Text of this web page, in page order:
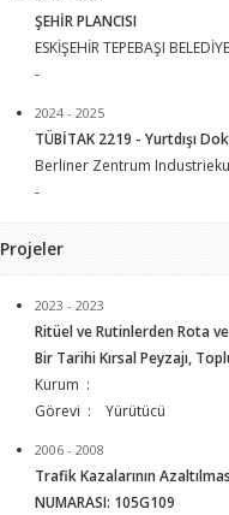
ŞEHİR PLANCISI
ESKİŞEHİR TEPEBAŞI
-
2024 - 2025
TÜBİTAK 2219 - Yurtdışı
Berliner Zentrum
-
Projeler
2023 - 2023
Ritüel ve Rutinlerden Rota
Bir Tarihi Kırsal Peyzajı,
Kurum :
Görevi : Yürütücü
2006 - 2008
Trafik Kazalarının
NUMARASI: 105G109